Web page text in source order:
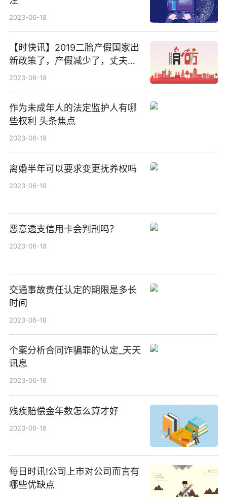
2023-06-18
【时快讯】2019二胎产假国家出
新政策了，产假减少了，丈夫陪
产假却多了。
2023-06-18
作为未成年人的法定监护人有哪
些权利 头条焦点
2023-06-18
离婚半年可以要求变更抚养权吗
2023-06-18
恶意透支信用卡会判刑吗？
2023-06-18
交通事故责任认定的期限是多长
时间
2023-06-18
个案分析合同诈骗罪的认定_天天
讯息
2023-06-18
残疾赔偿金年数怎么算才好
2023-06-18
每日时讯!公司上市对公司而言有
哪些优缺点